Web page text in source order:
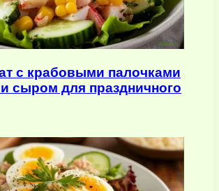
с крабовыми палочками
сыром для праздничного